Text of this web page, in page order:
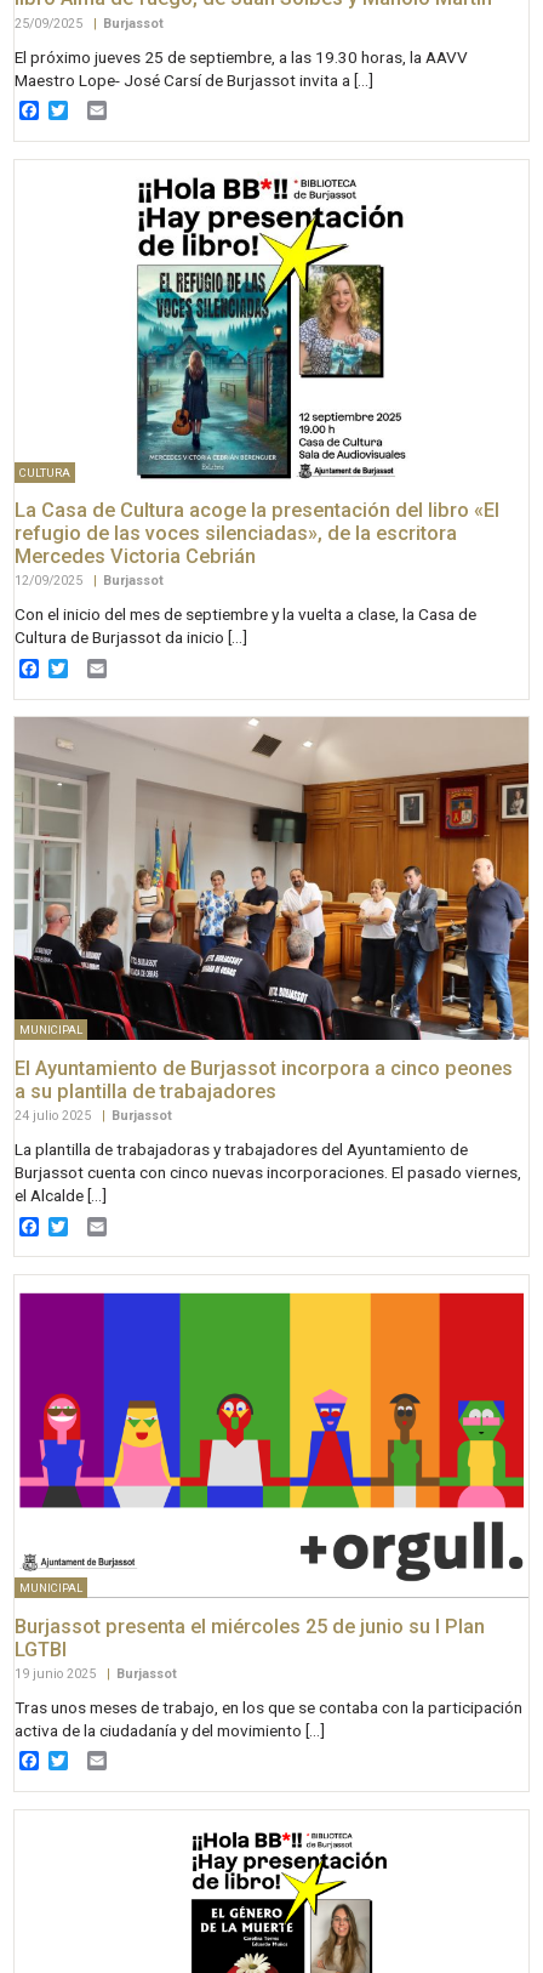
25/09/2025 | Burjassot
El próximo jueves 25 de septiembre, a las 19.30 horas, la AAVV
Maestro Lope- José Carsí de Burjassot invita a […]
Facebook
Twitter
CULTURA
La Casa de Cultura acoge la presentación del libro «El
refugio de las voces silenciadas», de la escritora
Mercedes Victoria Cebrián
12/09/2025 Burjassot
Con el inicio del mes de septiembre y la vuelta a clase, la Casa de
Cultura de Burjassot da inicio […]
Facebook
Twitter
MUNICIPAL
El Ayuntamiento de Burjassot incorpora a cinco peones
a su plantilla de trabajadores
24 julio 2025 Burjassot
La plantilla de trabajadoras y trabajadores del Ayuntamiento de
Burjassot cuenta con cinco nuevas incorporaciones. El pasado viernes,
el Alcalde […]
Facebook
Twitter
MUNICIPAL
Burjassot presenta el miércoles 25 de junio su I Plan
LGTBI
19 junio 2025 | Burjassot
Tras unos meses de trabajo, en los que se contaba con la participación
activa de la ciudadanía y del movimiento […]
Facebook
Twitter